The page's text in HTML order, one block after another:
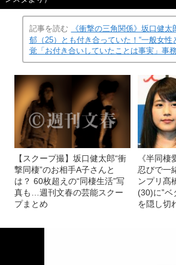
記事を読む
《衝撃の三角関係》坂口健
郁（25）とも付き合っていた！“一般女性
覚「お付き合いしていたことは事実」事
【スクープ撮】坂口健太郎“衝
撃同棲”のお相手A子さんと
は？ 60枚超えの“同棲生活”写
真も…週刊文春の芸能スクー
プまとめ
《半同
忍びで一
ンプリ髙
(30)に‟ベ
を隠し切